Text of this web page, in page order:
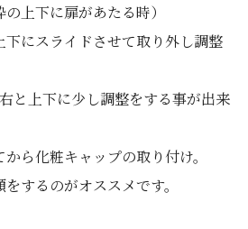
上下に扉があたる時）
下にスライドさせて取り外し調整
と上下に少し調整をする事が出来
ら化粧キャップの取り付け。
するのがオススメです。